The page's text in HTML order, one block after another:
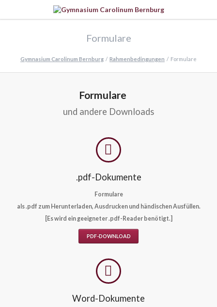
Formulare
Gymnasium Carolinum Bernburg Rahmenbedingungen Formulare
Formulare
und andere Downloads
.pdf-Dokumente
Formulare
als .pdf zum Herunterladen, Ausdrucken und händischen Ausfüllen.
[Es wird ein geeigneter .pdf-Reader benötigt.]
PDF-DOWNLOAD
Word-Dokumente